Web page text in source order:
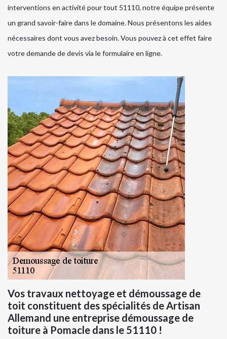
interventions en activité pour tout 51110, notre équipe présente
un grand savoir-faire dans le domaine. Nous présentons les aides
nécessaires dont vous avez besoin. Vous pouvez à cet effet faire
votre demande de devis via le formulaire en ligne.
Vos travaux nettoyage et démoussage de
toit constituent des spécialités de Artisan
Allemand une entreprise démoussage de
toiture à Pomacle dans le 51110 !